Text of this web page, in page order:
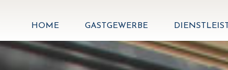
HOME GASTGEWERBE